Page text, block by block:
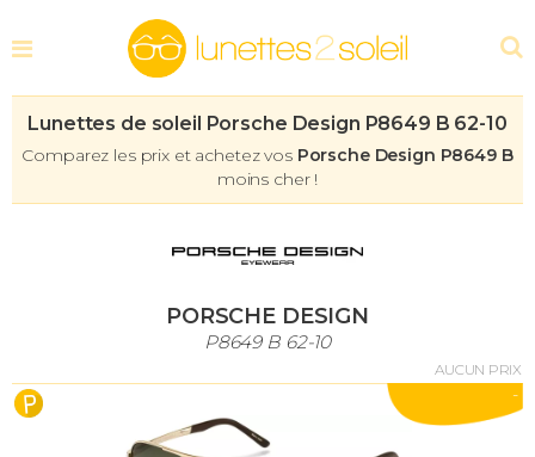
Lunettes de soleil Porsche Design P8649 B 62-10
Comparez les prix et achetez vos Porsche Design P8649 B
moins cher !
PORSCHE DESIGN
P8649 B 62-10
AUCUN PRIX
-